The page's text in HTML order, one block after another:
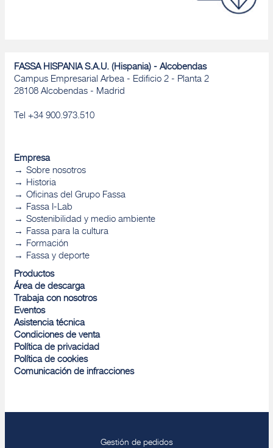
FASSA HISPANIA S.A.U. (Hispania) - Alcobendas
Campus Empresarial Arbea - Edificio 2 - Planta 2
28108 Alcobendas - Madrid
Tel +34 900.973.510
Empresa
Sobre nosotros
Historia
Oficinas del Grupo Fassa
Fassa I-Lab
Sostenibilidad y medio ambiente
Fassa para la cultura
Formación
Fassa y deporte
Productos
Área de descarga
Trabaja con nosotros
Eventos
Asistencia técnica
Condiciones de venta
Política de privacidad
Política de cookies
Comunicación de infracciones
Gestión de pedidos